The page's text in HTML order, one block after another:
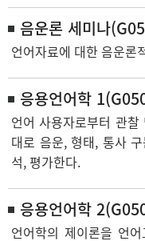
음운론 세미나
언어자료에 대한 음운론
응용언어학
언어 사용자로부터 관
대로 음운, 형태, 통사
석, 평가한다.
응용언어학
언어학의 제이론을 언